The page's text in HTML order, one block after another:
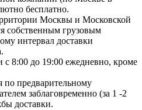
бесплатно.
Москвы и Московской
собственным грузовым
интервал доставки
с 8:00 до 19:00 ежедневно, кроме
по предварительному
заблаговременно (за 1 -2
доставки.